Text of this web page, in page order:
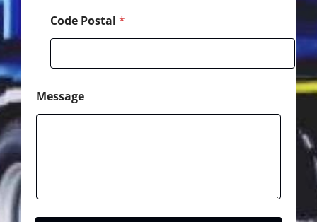
Code Postal *
Message